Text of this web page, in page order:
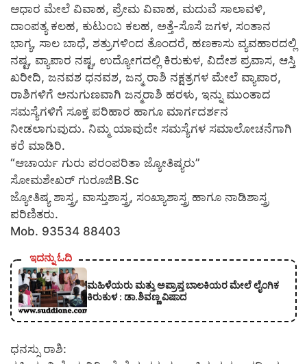
ಆಧಾರ ಮೇಲೆ ವಿವಾಹ, ಪ್ರೇಮ ವಿವಾಹ, ಮದುವೆ ಸಾಲಾವಳಿ,
ದಾಂಪತ್ಯ ಕಲಹ, ಕುಟುಂಬ ಕಲಹ, ಅತ್ತೆ-ಸೊಸೆ ಜಗಳ, ಸಂತಾನ
ಭಾಗ್ಯ, ಸಾಲ ಬಾಧೆ, ಶತ್ರುಗಳಿಂದ ತೊಂದರೆ, ಹಣಕಾಸು ವ್ಯವಹಾರದಲ್ಲಿ
ನಷ್ಟ, ವ್ಯಾಪಾರ ನಷ್ಟ, ಉದ್ಯೋಗದಲ್ಲಿ ಕಿರುಕುಳ, ವಿದೇಶ ಪ್ರವಾಸ, ಆಸ್ತಿ
ಖರೀದಿ, ಜನವಶ ಧನವಶ, ಜನ್ಮ ರಾಶಿ ನಕ್ಷತ್ರಗಳ ಮೇಲೆ ವ್ಯಾಪಾರ,
ರಾಶಿಗಳಿಗೆ ಅನುಗುಣವಾಗಿ ಜನ್ಮರಾಶಿ ಹರಳು, ಇನ್ನು ಮುಂತಾದ
ಸಮಸ್ಯೆಗಳಿಗೆ ಸೂಕ್ತ ಪರಿಹಾರ ಹಾಗೂ ಮಾರ್ಗದರ್ಶನ
ನೀಡಲಾಗುವುದು. ನಿಮ್ಮ ಯಾವುದೇ ಸಮಸ್ಯೆಗಳ ಸಮಾಲೋಚನೆಗಾಗಿ
ಕರೆ ಮಾಡಿರಿ.
“ಆಚಾರ್ಯ ಗುರು ಪರಂಪರಿತಾ ಜ್ಯೋತಿಷ್ಯರು”
ಸೋಮಶೇಖರ್ ಗುರೂಜಿB.Sc
ಜ್ಯೋತಿಷ್ಯ ಶಾಸ್ತ್ರ, ವಾಸ್ತುಶಾಸ್ತ್ರ, ಸಂಖ್ಯಾಶಾಸ್ತ್ರ ಹಾಗೂ ನಾಡಿಶಾಸ್ತ್ರ
ಪರಿಣಿತರು.
Mob. 93534 88403
ಇದನ್ನು ಓದಿ
ಮಹಿಳೆಯರು ಮತ್ತು ಅಪ್ರಾಪ್ತ ಬಾಲಕಿಯರ ಮೇಲೆ ಲೈಂಗಿಕ
ಕಿರುಕುಳ : ಡಾ.ಶಿವಣ್ಣ ವಿಷಾದ
ಧನಸ್ಸು ರಾಶಿ: